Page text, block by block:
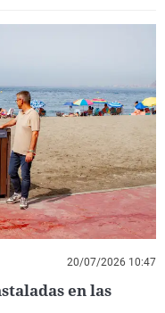
20/07/2026 10:47
en las